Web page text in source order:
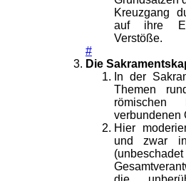
Kreuzgang
auf ihre
Verstöße.
#
Die
In der
Themen
verbundenen
Hier
und zwar in